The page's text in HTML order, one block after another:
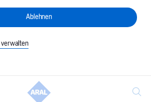
Ablehnen
verwalten
Suche